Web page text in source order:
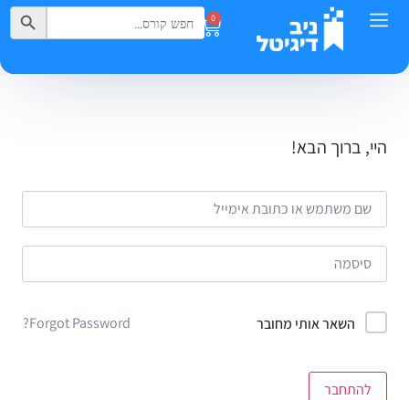
0
Search
for:
Search Button
היי, ברוך הבא!
השאר אותי מחובר Forgot Password?
להתחבר